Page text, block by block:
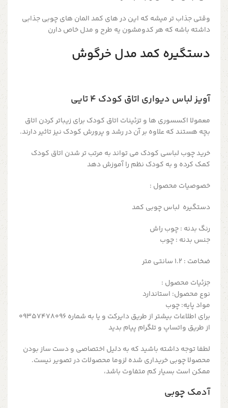
وقتی جذاب تر میشه که این در های کمد المان های چوبی جذابی
داشته باشه که هر کدومشون یه طرح و مدل خاص دارن
دستگیره کمد مدل خرگوش
آویز لباس دیواری اتاق کودک ۴ تایی
معمولا اکسسوری ها و تزئینات اتاق کودک برای زیباتر کردن اتاق
بچه هستند که علاوه بر آن در رشد و پرورش کودک نیز تاثیر دارند.
خرید چوب لباسی کودک می تواند به مرتب تر شدن اتاق کودک
کمک کرده و به کودک نظم را آموزش دهد
خصوصیات محصول :
دستگیره لباس چوبی کمد
رنگ بدنه : چوب راش
جنس بدنه : چوب
ضخامت : ۱.2 سانتی متر
جزئیات محصول :
نوع محصول: استاندارد
مواد پایه: چوب
برای اطلاعات بیشتر از طریق دایرکت و یا به شماره 09357478096
از طریق واتساپ و تلگرام پیام بدید
لطفا توجه داشته باشید که به دلیل اختصاصی و دست ساز بودن
محصولا چوبی خریداری شده لزوما محصولات در تصویر نیست.
ممکن است بسیار کم متفاوت باشد،
آدمک چوبی